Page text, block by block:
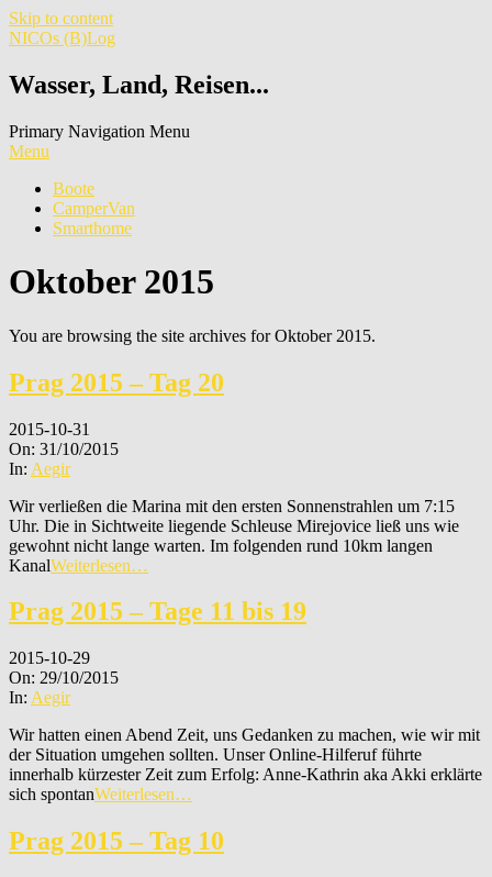
Skip to content
NICOs (B)Log
Wasser, Land, Reisen...
Primary Navigation Menu
Menu
Boote
CamperVan
Smarthome
Oktober 2015
You are browsing the site archives for Oktober 2015.
Prag 2015 – Tag 20
2015-10-31
On: 31/10/2015
In: Aegir
Wir verließen die Marina mit den ersten Sonnenstrahlen um 7:15
Uhr. Die in Sichtweite liegende Schleuse Mirejovice ließ uns wie
gewohnt nicht lange warten. Im folgenden rund 10km langen
KanalWeiterlesen…
Prag 2015 – Tage 11 bis 19
2015-10-29
On: 29/10/2015
In: Aegir
Wir hatten einen Abend Zeit, uns Gedanken zu machen, wie wir mit
der Situation umgehen sollten. Unser Online-Hilferuf führte
innerhalb kürzester Zeit zum Erfolg: Anne-Kathrin aka Akki erklärte
sich spontanWeiterlesen…
Prag 2015 – Tag 10